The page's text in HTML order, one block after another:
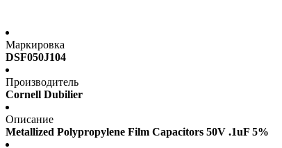
Маркировка
DSF050J104
Производитель
Cornell Dubilier
Описание
Metallized Polypropylene Film Capacitors 50V .1uF 5%